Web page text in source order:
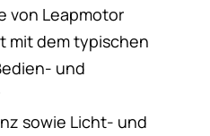
von Leapmotor
mit dem typischen
und
sowie Licht- und